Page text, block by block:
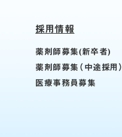
採用情報
薬剤師募集(新卒者)
薬剤師募集（中途採用）
医療事務員募集